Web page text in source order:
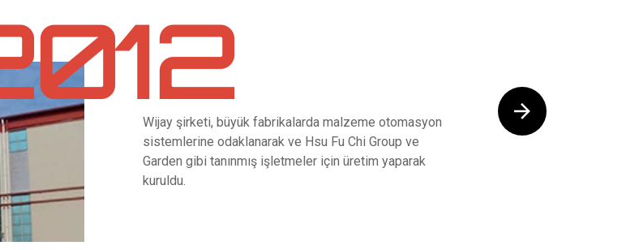
Wijay şirketi, büyük fabrikalarda malzeme otomasyon
sistemlerine odaklanarak ve Hsu Fu Chi Group ve
Garden gibi tanınmış işletmeler için üretim yaparak
kuruldu.